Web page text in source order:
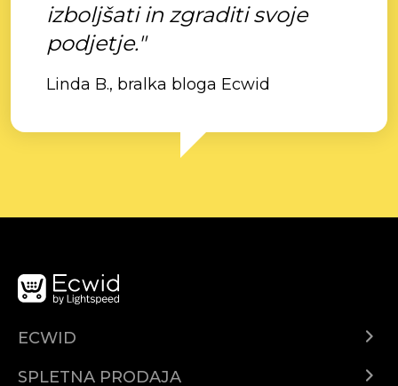
izboljšati in zgraditi svoje
podjetje."
Linda B., bralka bloga Ecwid
ECWID
SPLETNA PRODAJA